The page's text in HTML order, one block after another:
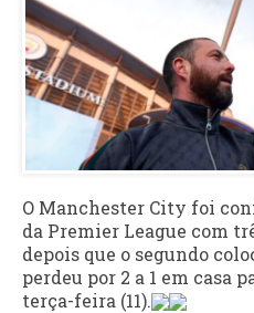
O Manchester City foi
da Premier League com
depois que o segundo
perdeu por 2 a 1 em casa
terça-feira (11).